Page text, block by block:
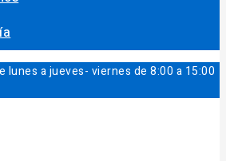
lunes a jueves- viernes de 8:00 a 15:00